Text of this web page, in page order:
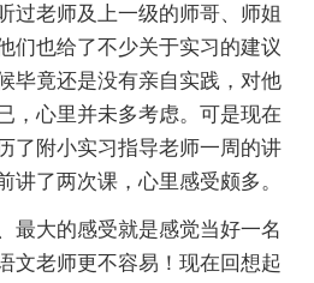
过老师及上一级的师哥、师姐
们也给了不少关于实习的建议
毕竟还是没有亲自实践，对他
，心里并未多考虑。可是现在
了附小实习指导老师一周的讲
讲了两次课，心里感受颇多。
大的感受就是感觉当好一名
文老师更不容易！现在回想起